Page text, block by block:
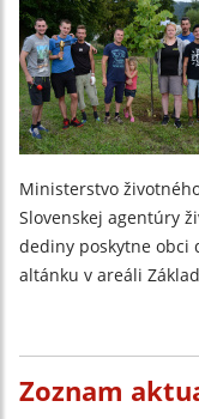
Ministerstvo
Slovenskej agentúry
dediny poskytne obci
altánku v areáli
Zoznam